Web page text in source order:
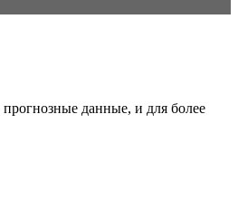
данные, и для более